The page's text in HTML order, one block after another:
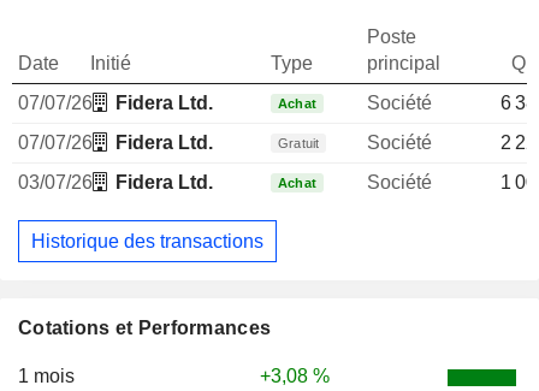
Cotations et Performances
1 mois
+3,08 %
Date Initié Type
Poste
principal
07/07/26
Fidera Ltd. Achat Société
6
07/07/26
Fidera Ltd. Gratuit Société
2
03/07/26
Fidera Ltd. Achat Société 1
Historique des transactions